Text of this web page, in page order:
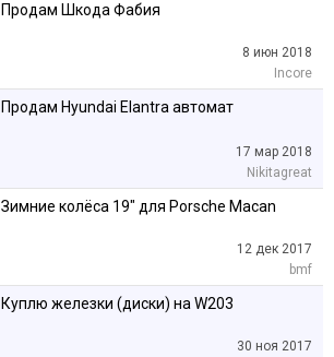
Продам Шкода Фабия
8 июн 2018
Incore
Продам Hyundai Elantra автомат
17 мар 2018
Nikitagreat
Зимние колёса 19" для Porsche Macan
12 дек 2017
bmf
Куплю железки (диски) на W203
30 ноя 2017